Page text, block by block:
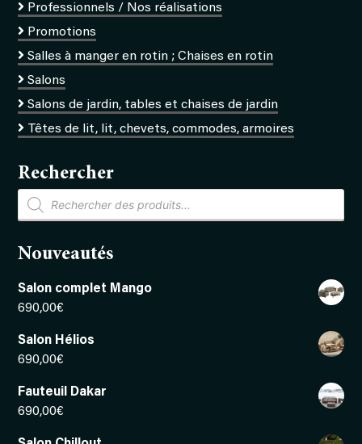
Professionnels / Nos réalisations
Promotions
Salles à manger en rotin ; Chaises en rotin
Salons
Salons de jardin, tables et chaises de jardin
Têtes de lit, lit, chevets, commodes, armoires
Rechercher
Recherche
de
produits
Nouveautés
Salon complet Mango
690,00€
Salon Hélios
690,00€
Fauteuil Dakar
690,00€